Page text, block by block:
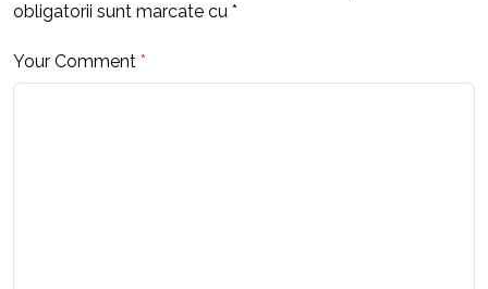
obligatorii sunt marcate cu *
Your Comment *